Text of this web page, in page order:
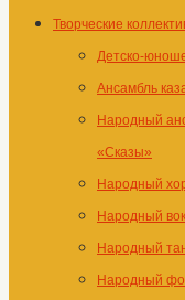
Творческие
Детско-
Ансамбль
Народный
«Сказы»
Народный
Народный
Народный
Народный